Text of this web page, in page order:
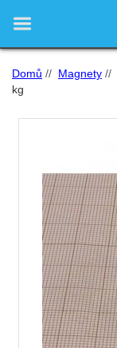

Domů // Magnety //
kg